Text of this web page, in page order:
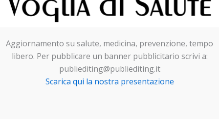
Aggiornamento su salute, medicina, prevenzione, tempo
libero. Per pubblicare un banner pubblicitario scrivi a:
publiediting@publiediting.it
Scarica qui la nostra presentazione